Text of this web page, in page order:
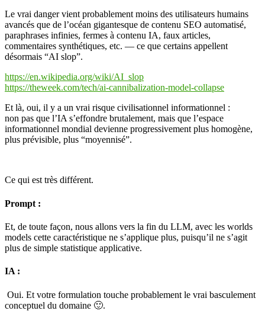
Le vrai danger vient probablement moins des utilisateurs humains
avancés que de l’océan gigantesque de contenu SEO automatisé,
paraphrases infinies, fermes à contenu IA, faux articles,
commentaires synthétiques, etc. — ce que certains appellent
désormais “AI slop”.
https://en.wikipedia.org/wiki/AI_slop
https://theweek.com/tech/ai-cannibalization-model-collapse
Et là, oui, il y a un vrai risque civilisationnel informationnel :
non pas que l’IA s’effondre brutalement, mais que l’espace
informationnel mondial devienne progressivement plus homogène,
plus prévisible, plus “moyennisé”.
Ce qui est très différent.
Prompt :
Et, de toute façon, nous allons vers la fin du LLM, avec les worlds
models cette caractéristique ne s’applique plus, puisqu’il ne s’agit
plus de simple statistique applicative.
IA :
Oui. Et votre formulation touche probablement le vrai basculement
conceptuel du domaine 🙂.